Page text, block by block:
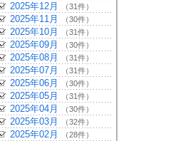
2025年12月 （31件）
2025年11月 （30件）
2025年10月 （31件）
2025年09月 （30件）
2025年08月 （31件）
2025年07月 （31件）
2025年06月 （30件）
2025年05月 （31件）
2025年04月 （30件）
2025年03月 （32件）
2025年02月 （28件）